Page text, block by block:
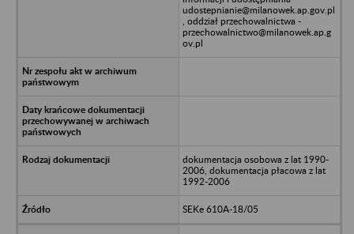
udostepnianie@milanowek.ap.gov.pl
, oddział przechowalnictwa -
przechowalnictwo@milanowek.ap.g
ov.pl
dokumentacja osobowa z lat 1990-
2006, dokumentacja płacowa z lat
1992-2006
SEKe 610A-18/05